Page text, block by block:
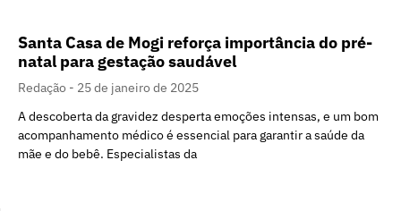
Santa Casa de Mogi reforça importância do pré-
natal para gestação saudável
Redação
25 de janeiro de 2025
A descoberta da gravidez desperta emoções intensas, e um bom
acompanhamento médico é essencial para garantir a saúde da
mãe e do bebê. Especialistas da